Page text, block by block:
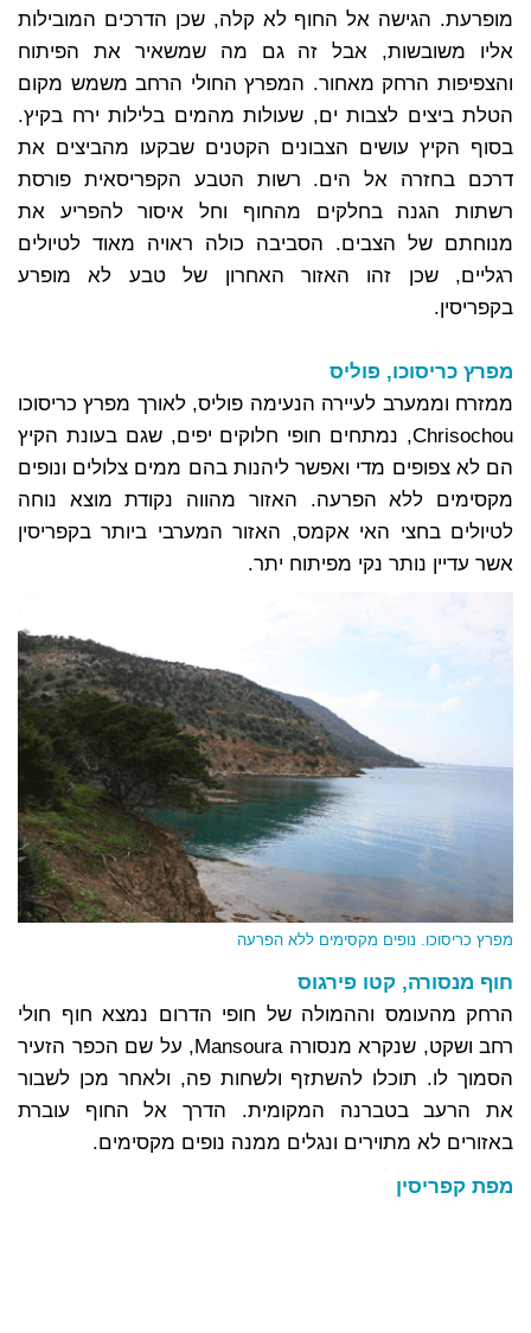
מופרעת. הגישה אל החוף לא קלה, שכן הדרכים המובילות
אליו משובשות, אבל זה גם מה שמשאיר את הפיתוח
והצפיפות הרחק מאחור. המפרץ החולי הרחב משמש מקום
הטלת ביצים לצבות ים, שעולות מהמים בלילות ירח בקיץ.
בסוף הקיץ עושים הצבונים הקטנים שבקעו מהביצים את
דרכם בחזרה אל הים. רשות הטבע הקפריסאית פורסת
רשתות הגנה בחלקים מהחוף וחל איסור להפריע את
מנוחתם של הצבים. הסביבה כולה ראויה מאוד לטיולים
רגליים, שכן זהו האזור האחרון של טבע לא מופרע
בקפריסין.
מפרץ כריסוכו, פוליס
ממזרח וממערב לעיירה הנעימה פוליס, לאורך מפרץ כריסוכו
Chrisochou, נמתחים חופי חלוקים יפים, שגם בעונת הקיץ
הם לא צפופים מדי ואפשר ליהנות בהם ממים צלולים ונופים
מקסימים ללא הפרעה. האזור מהווה נקודת מוצא נוחה
לטיולים בחצי האי אקמס, האזור המערבי ביותר בקפריסין
אשר עדיין נותר נקי מפיתוח יתר.
מפרץ כריסוכו. נופים מקסימים ללא הפרעה
חוף מנסורה, קטו פירגוס
הרחק מהעומס וההמולה של חופי הדרום נמצא חוף חולי
רחב ושקט, שנקרא מנסורה Mansoura, על שם הכפר הזעיר
הסמוך לו. תוכלו להשתזף ולשחות פה, ולאחר מכן לשבור
את הרעב בטברנה המקומית. הדרך אל החוף עוברת
באזורים לא מתוירים ונגלים ממנה נופים מקסימים.
מפת קפריסין